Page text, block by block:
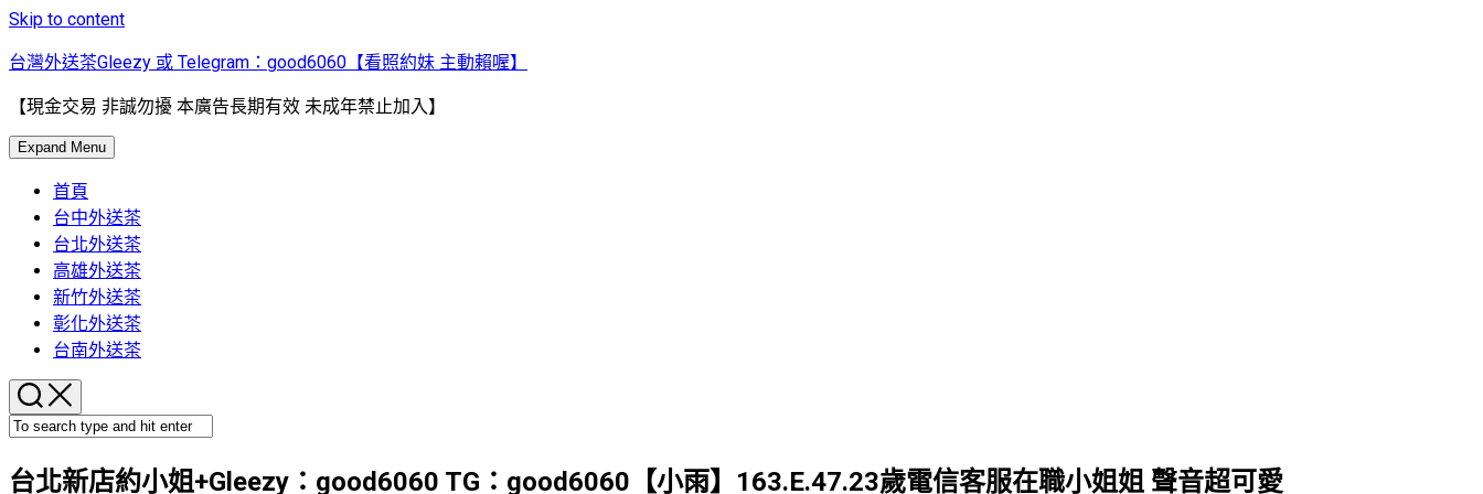
Skip to content
台灣外送茶Gleezy 或 Telegram：good6060【看照約妹 主動賴喔】
【現金交易 非誠勿擾 本廣告長期有效 未成年禁止加入】
Expand Menu
首頁
台中外送茶
台北外送茶
高雄外送茶
新竹外送茶
彰化外送茶
台南外送茶
台北新店約小姐+Gleezy：good6060 TG：good6060【小雨】163.E.47.23歲電信客服在職小姐姐 聲音超可愛